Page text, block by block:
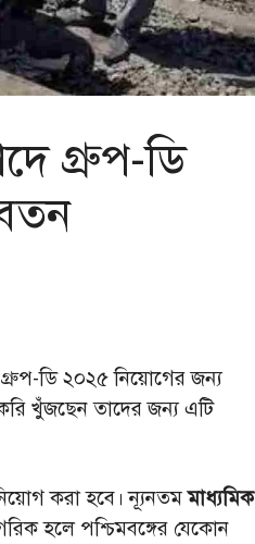
গ্রুপ-ডি
গ্রুপ-ডি ২০২৫ নিয়োগের জন্য
খুঁজছেন তাদের জন্য এটি
করা হবে। ন্যূনতমমাধ্যমিক
হলে পশ্চিমবঙ্গের যেকোন